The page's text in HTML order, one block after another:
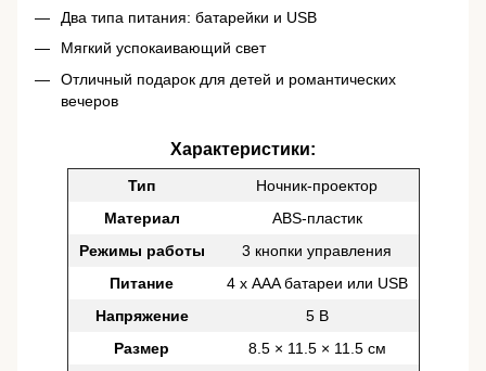
Два типа питания: батарейки и USB
Мягкий успокаивающий свет
Отличный подарок для детей и романтических
вечеров
Характеристики:
Тип
Ночник-проектор
Материал
ABS-пластик
Режимы работы
3 кнопки управления
Питание
4 х AAA батареи или USB
Напряжение
5 В
Размер
8.5 × 11.5 × 11.5 см